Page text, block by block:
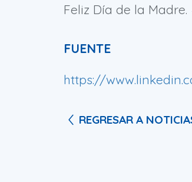
Feliz Día de la Madre.
FUENTE
https://
REGRESAR A